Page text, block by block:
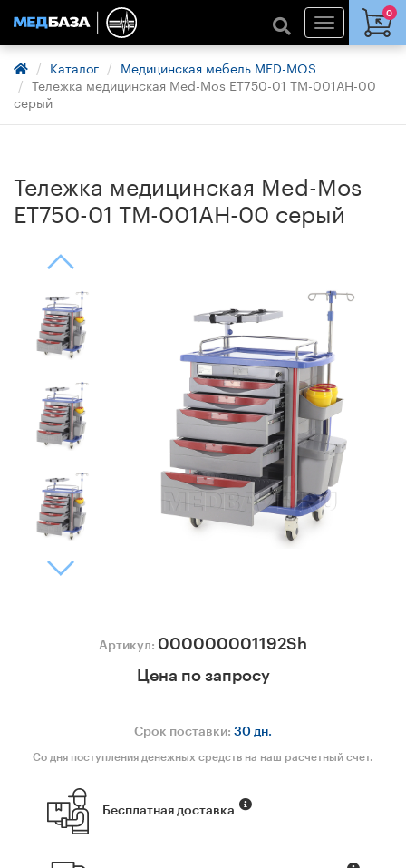
0
Каталог
Медицинская мебель MED-MOS
Тележка медицинская Med-Mos ЕТ750-01 ТМ-001АН-00
серый
Тележка медицинская Med-Mos
ЕТ750-01 ТМ-001АН-00 серый
Артикул: 000000001192Sh
Цена по запросу
Срок поставки: 30 дн.
Со дня поступления денежных средств на наш расчетный счет.
Бесплатная доставка